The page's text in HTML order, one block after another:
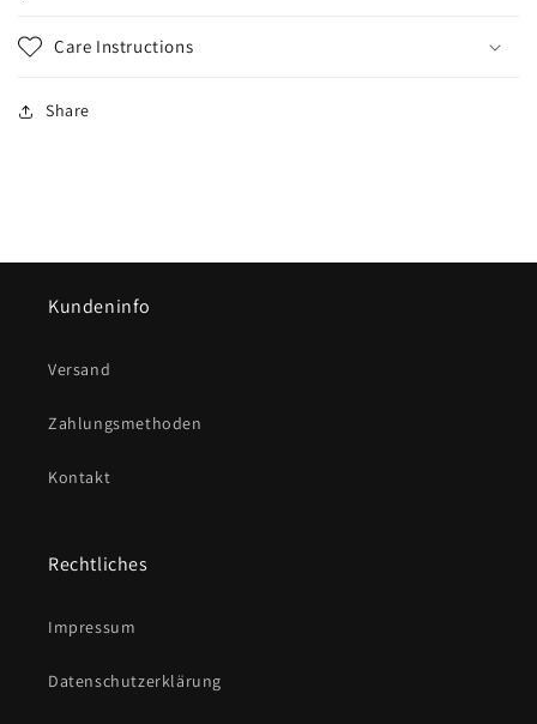
Care Instructions
Share
Kundeninfo
Versand
Zahlungsmethoden
Kontakt
Rechtliches
Impressum
Datenschutzerklärung